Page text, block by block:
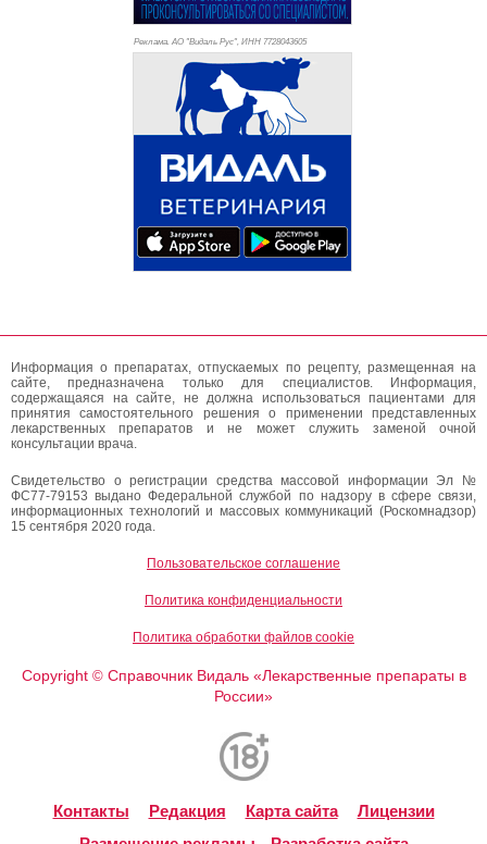
Реклама. АО "Видаль Рус", ИНН 7728043605
Информация о препаратах, отпускаемых по рецепту, размещенная на
сайте, предназначена только для специалистов. Информация,
содержащаяся на сайте, не должна использоваться пациентами для
принятия самостоятельного решения о применении представленных
лекарственных препаратов и не может служить заменой очной
консультации врача.
Свидетельство о регистрации средства массовой информации Эл №
ФС77-79153 выдано Федеральной службой по надзору в сфере связи,
информационных технологий и массовых коммуникаций (Роскомнадзор)
15 сентября 2020 года.
Пользовательское соглашение
Политика конфиденциальности
Политика обработки файлов cookie
Copyright ©Справочник Видаль «Лекарственные препараты в
России»
Контакты Редакция Карта сайта
Лицензии